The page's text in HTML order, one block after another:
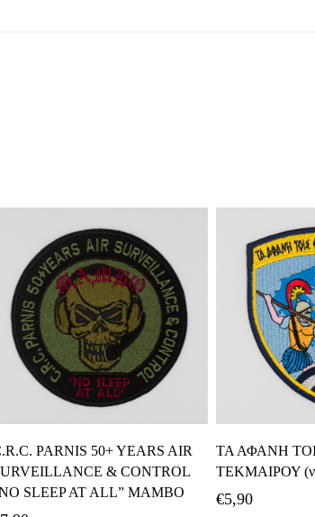
PARNIS 50+ YEARS AIR
& CONTROL
SLEEP AT ALL” MAMBO
ΤΑ ΑΦΑΝΗ
ΤΕΚΜΑΙΡΟΥ
€5,90